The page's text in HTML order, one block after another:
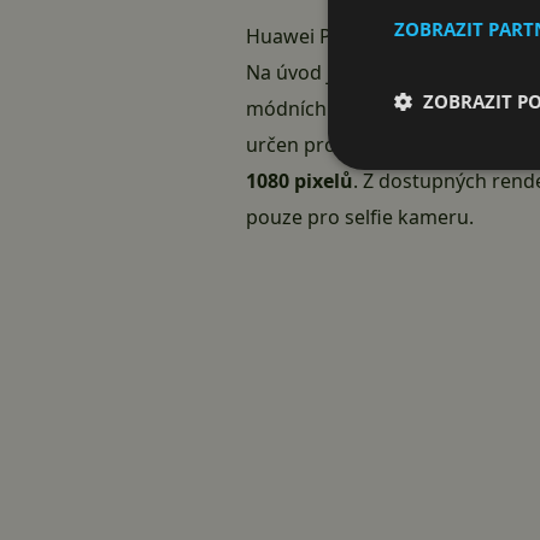
Huawei P30 Lite bude mít 3
Na úvod ještě jedna zajímavost,
módních časopisů. V různých
určen pro
1080 pixelů. Z dostupných
pouze pro selfie kameru.
ZOBRAZIT
ZOBRAZIT